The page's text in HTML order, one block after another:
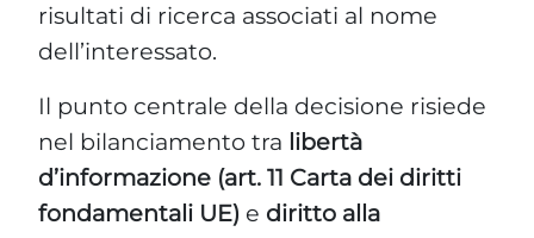
risultati di ricerca associati al nome
dell’interessato.
Il punto centrale della decisione risiede
nel bilanciamento tra libertà
d’informazione (art. 11 Carta dei diritti
fondamentali UE) e diritto alla